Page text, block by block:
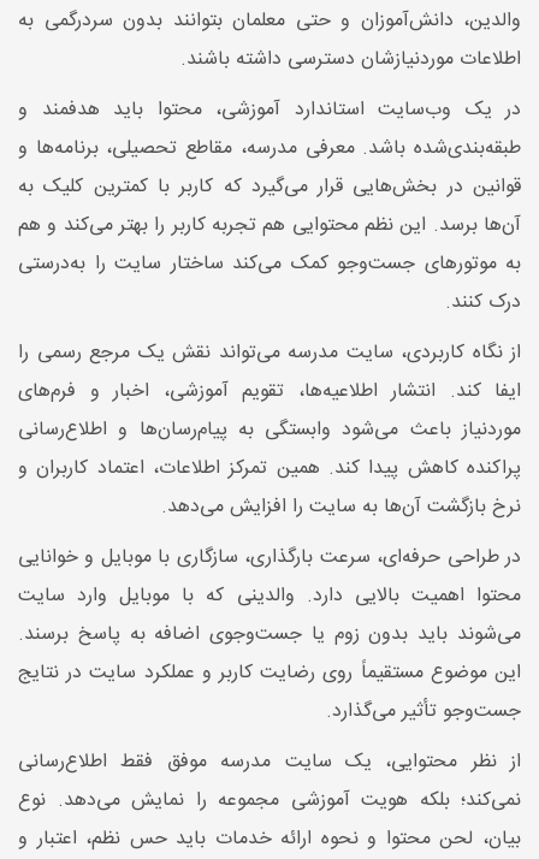
والدین، دانش‌آموزان و حتی معلمان بتوانند بدون سردرگمی به
اطلاعات موردنیازشان دسترسی داشته باشند.
در یک وب‌سایت استاندارد آموزشی، محتوا باید هدفمند و
طبقه‌بندی‌شده باشد. معرفی مدرسه، مقاطع تحصیلی، برنامه‌ها و
قوانین در بخش‌هایی قرار می‌گیرد که کاربر با کمترین کلیک به
آن‌ها برسد. این نظم محتوایی هم تجربه کاربر را بهتر می‌کند و هم
به موتورهای جست‌وجو کمک می‌کند ساختار سایت را به‌درستی
درک کنند.
از نگاه کاربردی، سایت مدرسه می‌تواند نقش یک مرجع رسمی را
ایفا کند. انتشار اطلاعیه‌ها، تقویم آموزشی، اخبار و فرم‌های
موردنیاز باعث می‌شود وابستگی به پیام‌رسان‌ها و اطلاع‌رسانی
پراکنده کاهش پیدا کند. همین تمرکز اطلاعات، اعتماد کاربران و
نرخ بازگشت آن‌ها به سایت را افزایش می‌دهد.
در طراحی حرفه‌ای، سرعت بارگذاری، سازگاری با موبایل و خوانایی
محتوا اهمیت بالایی دارد. والدینی که با موبایل وارد سایت
می‌شوند باید بدون زوم یا جست‌وجوی اضافه به پاسخ برسند.
این موضوع مستقیماً روی رضایت کاربر و عملکرد سایت در نتایج
جست‌وجو تأثیر می‌گذارد.
از نظر محتوایی، یک سایت مدرسه موفق فقط اطلاع‌رسانی
نمی‌کند؛ بلکه هویت آموزشی مجموعه را نمایش می‌دهد. نوع
بیان، لحن محتوا و نحوه ارائه خدمات باید حس نظم، اعتبار و